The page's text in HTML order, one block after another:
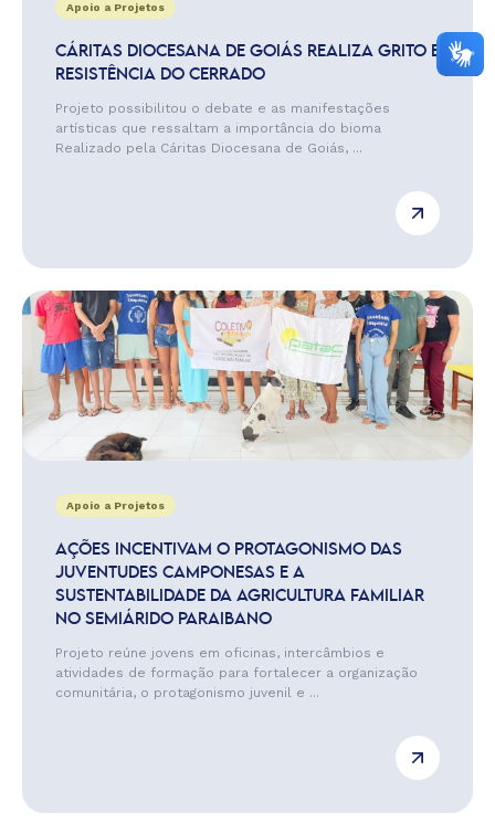
Apoio a Projetos
CÁRITAS DIOCESANA DE GOIÁS REALIZA GRITO E
RESISTÊNCIA DO CERRADO
Projeto possibilitou o debate e as manifestações
artísticas que ressaltam a importância do bioma
Realizado pela Cáritas Diocesana de Goiás, ...
Apoio a Projetos
AÇÕES INCENTIVAM O PROTAGONISMO DAS
JUVENTUDES CAMPONESAS E A
SUSTENTABILIDADE DA AGRICULTURA FAMILIAR
NO SEMIÁRIDO PARAIBANO
Projeto reúne jovens em oficinas, intercâmbios e
atividades de formação para fortalecer a organização
comunitária, o protagonismo juvenil e ...